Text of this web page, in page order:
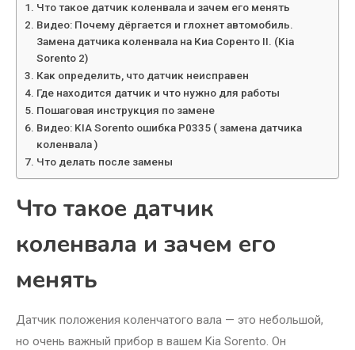
Что такое датчик коленвала и зачем его менять
Видео: Почему дёргается и глохнет автомобиль.
Замена датчика коленвала на Киа Соренто II. (Kia
Sorento 2)
Как определить, что датчик неисправен
Где находится датчик и что нужно для работы
Пошаговая инструкция по замене
Видео: KIA Sorento ошибка P0335 ( замена датчика
коленвала )
Что делать после замены
Что такое датчик
коленвала и зачем его
менять
Датчик положения коленчатого вала — это небольшой,
но очень важный прибор в вашем Kia Sorento. Он